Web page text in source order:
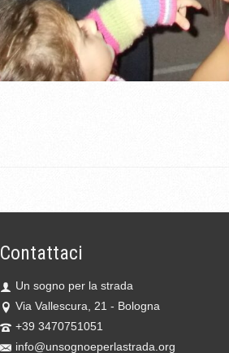
Contattaci
Un sogno per la strada
Via Vallescura, 21 - Bologna
+39 3470751051
info@unsognoeperlastrada.org